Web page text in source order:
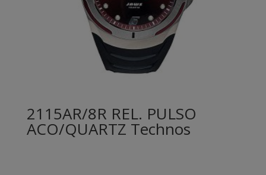
2115AR/8R REL. PULSO
ACO/QUARTZ Technos